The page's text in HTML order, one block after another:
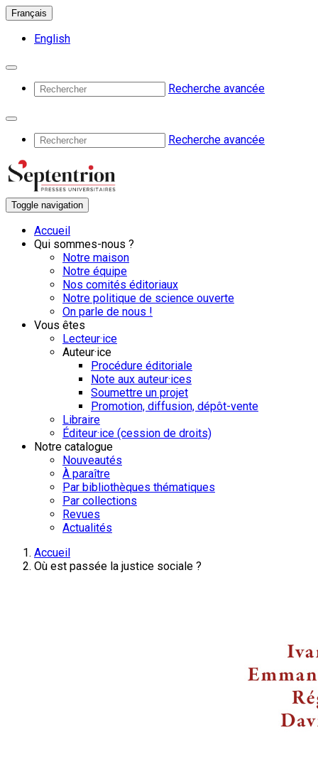
Français
English
Recherche avancée
Recherche avancée
Toggle navigation
Accueil
Qui sommes-nous ?
Notre maison
Notre équipe
Nos comités éditoriaux
Notre politique de science ouverte
On parle de nous !
Vous êtes
Lecteur·ice
Auteur·ice
Procédure éditoriale
Note aux auteur·ices
Soumettre un projet
Promotion, diffusion, dépôt-vente
Libraire
Éditeur·ice (cession de droits)
Notre catalogue
Nouveautés
À paraître
Par bibliothèques thématiques
Par collections
Revues
Actualités
Accueil
Où est passée la justice sociale ?